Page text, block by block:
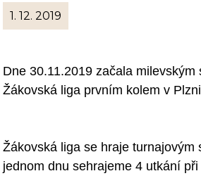
1. 12. 2019
Dne 30.11.2019 začala milevským
Žákovská liga prvním kolem v
Žákovská liga se hraje turnajovým
jednom dnu sehrajeme 4 utkání